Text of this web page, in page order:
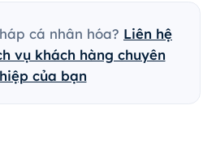
cá nhân hóa? Liên hệ
vụ khách hàng chuyên
của bạn